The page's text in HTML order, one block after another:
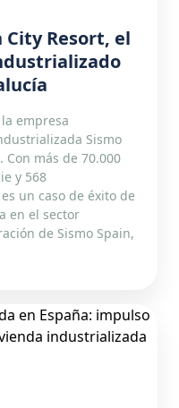
Resort, el
empresa
Sismo
más de 70.000
y 568
un caso de éxito de
en el sector
de Sismo Spain,